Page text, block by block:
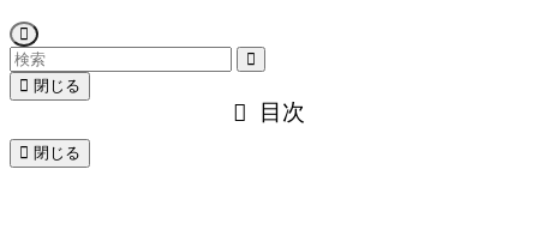
閉じる
目次
閉じる